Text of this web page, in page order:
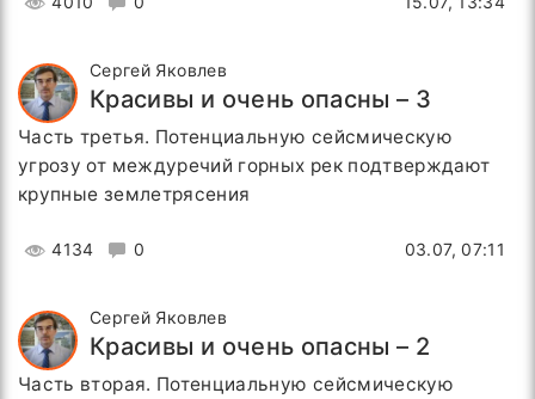
Сергей Яковлев
Красивы и очень опасны – 3
Часть третья. Потенциальную сейсмическую
угрозу от междуречий горных рек подтверждают
крупные землетрясения
4134 0 03.07, 07:11
Сергей Яковлев
Красивы и очень опасны – 2
Часть вторая. Потенциальную сейсмическую